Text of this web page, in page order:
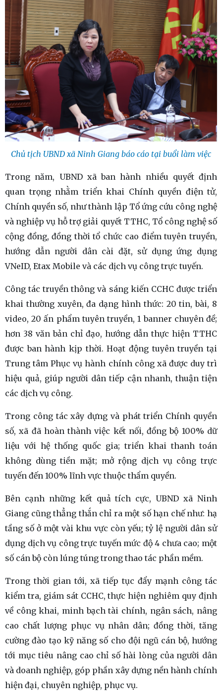
Chủ tịch UBND xã Ninh Giang báo cáo tại buổi làm việc
Trong năm, UBND xã ban hành nhiều quyết định
quan trọng nhằm triển khai Chính quyền điện tử,
Chính quyền số, như thành lập Tổ ứng cứu công nghệ
và nghiệp vụ hỗ trợ giải quyết TTHC, Tổ công nghệ số
cộng đồng, đồng thời tổ chức cao điểm tuyên truyền,
hướng dẫn người dân cài đặt, sử dụng ứng dụng
VNeID, Etax Mobile và các dịch vụ công trực tuyến.
Công tác truyền thông và sáng kiến CCHC được triển
khai thường xuyên, đa dạng hình thức: 20 tin, bài, 8
video, 20 ấn phẩm tuyên truyền, 1 banner chuyên đề;
hơn 38 văn bản chỉ đạo, hướng dẫn thực hiện TTHC
được ban hành kịp thời. Hoạt động tuyên truyền tại
Trung tâm Phục vụ hành chính công xã được duy trì
hiệu quả, giúp người dân tiếp cận nhanh, thuận tiện
các dịch vụ công.
Trong công tác xây dựng và phát triển Chính quyền
số, xã đã hoàn thành việc kết nối, đồng bộ 100% dữ
liệu với hệ thống quốc gia; triển khai thanh toán
không dùng tiền mặt; mở rộng dịch vụ công trực
tuyến đến 100% lĩnh vực thuộc thẩm quyền.
Bên cạnh những kết quả tích cực, UBND xã Ninh
Giang cũng thẳng thắn chỉ ra một số hạn chế như: hạ
tầng số ở một vài khu vực còn yếu; tỷ lệ người dân sử
dụng dịch vụ công trực tuyến mức độ 4 chưa cao; một
số cán bộ còn lúng túng trong thao tác phần mềm.
Trong thời gian tới, xã tiếp tục đẩy mạnh công tác
kiểm tra, giám sát CCHC, thực hiện nghiêm quy định
về công khai, minh bạch tài chính, ngân sách, nâng
cao chất lượng phục vụ nhân dân; đồng thời, tăng
cường đào tạo kỹ năng số cho đội ngũ cán bộ, hướng
tới mục tiêu nâng cao chỉ số hài lòng của người dân
và doanh nghiệp, góp phần xây dựng nền hành chính
hiện đại, chuyên nghiệp, phục vụ.